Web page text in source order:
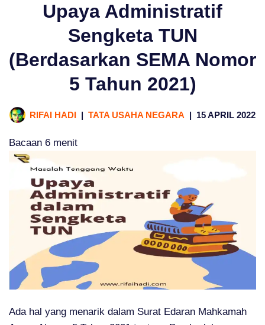
Upaya Administratif
Sengketa TUN
(Berdasarkan SEMA Nomor
5 Tahun 2021)
RIFAI HADI TATA USAHA NEGARA 15 APRIL 2022
Bacaan 6 menit
Ada hal yang menarik dalam Surat Edaran Mahkamah